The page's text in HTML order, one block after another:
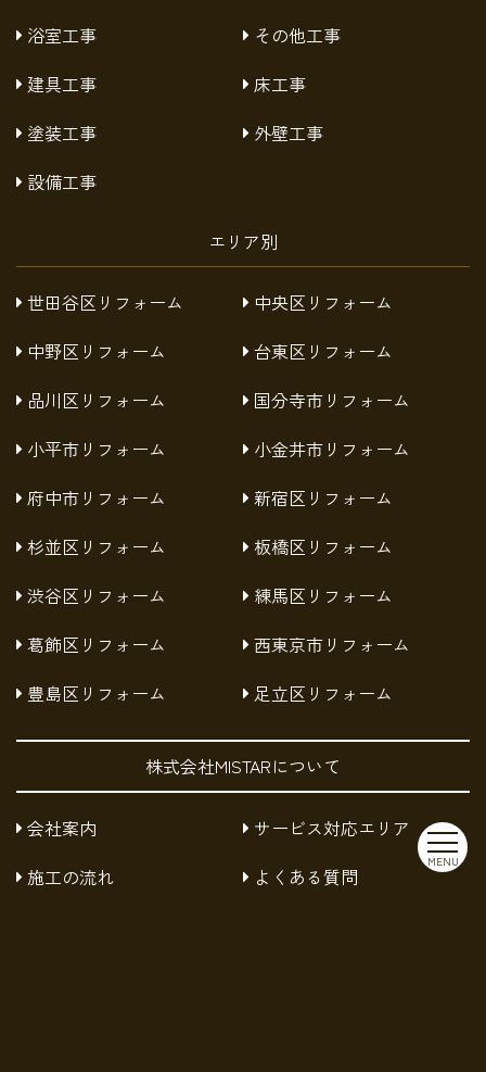
MENU
浴室工事
その他工事
建具工事
床工事
塗装工事
外壁工事
設備工事
エリア別
世田谷区リフォーム
中央区リフォーム
中野区リフォーム
台東区リフォーム
品川区リフォーム
国分寺市リフォーム
小平市リフォーム
小金井市リフォーム
府中市リフォーム
新宿区リフォーム
杉並区リフォーム
板橋区リフォーム
渋谷区リフォーム
練馬区リフォーム
葛飾区リフォーム
西東京市リフォーム
豊島区リフォーム
足立区リフォーム
株式会社MISTARについて
会社案内
サービス対応エリア
施工の流れ
よくある質問